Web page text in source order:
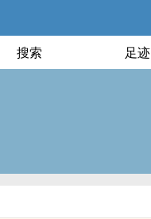
搜索 足迹